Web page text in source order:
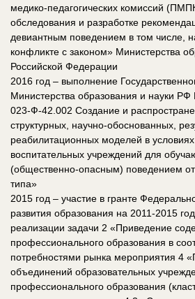
медико-педагогических комиссий
обследования и разработке
девиантным поведением в том числе,
конфликте с законом» Министерства
Российской Федерации
2016 год – выполнение
Министерства образования и науки
023-Ф-42.002 Создание и
структурных, научно-обоснованных,
реабилитационных моделей в
воспитательных учреждений для
(общественно-опасным) поведением
типа»
2015 год – участие в гранте
развития образования на 2011-2015
реализации задачи 2 «Приведение
профессионального образования в
потребностями рынка мероприятия 4
объединений образовательных
профессионального образования